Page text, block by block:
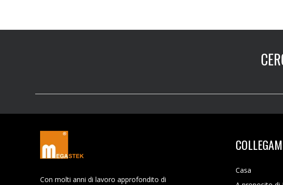
Con molti anni di lavoro approfondito di
Casa